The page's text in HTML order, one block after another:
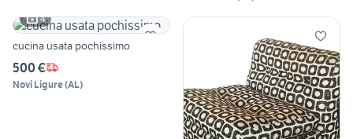
4
cucina usata pochissimo
500 €
Novi Ligure(AL)